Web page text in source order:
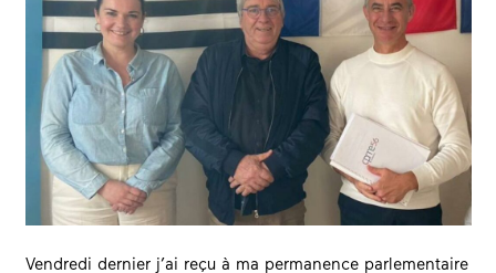
Vendredi dernier j’ai reçu à ma permanence parlementaire